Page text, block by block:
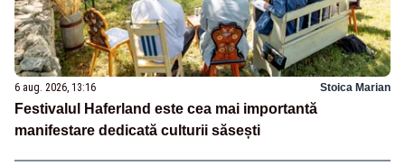
6 aug. 2026, 13:16 Stoica Marian
Festivalul Haferland este cea mai importantă
manifestare dedicată culturii săsești